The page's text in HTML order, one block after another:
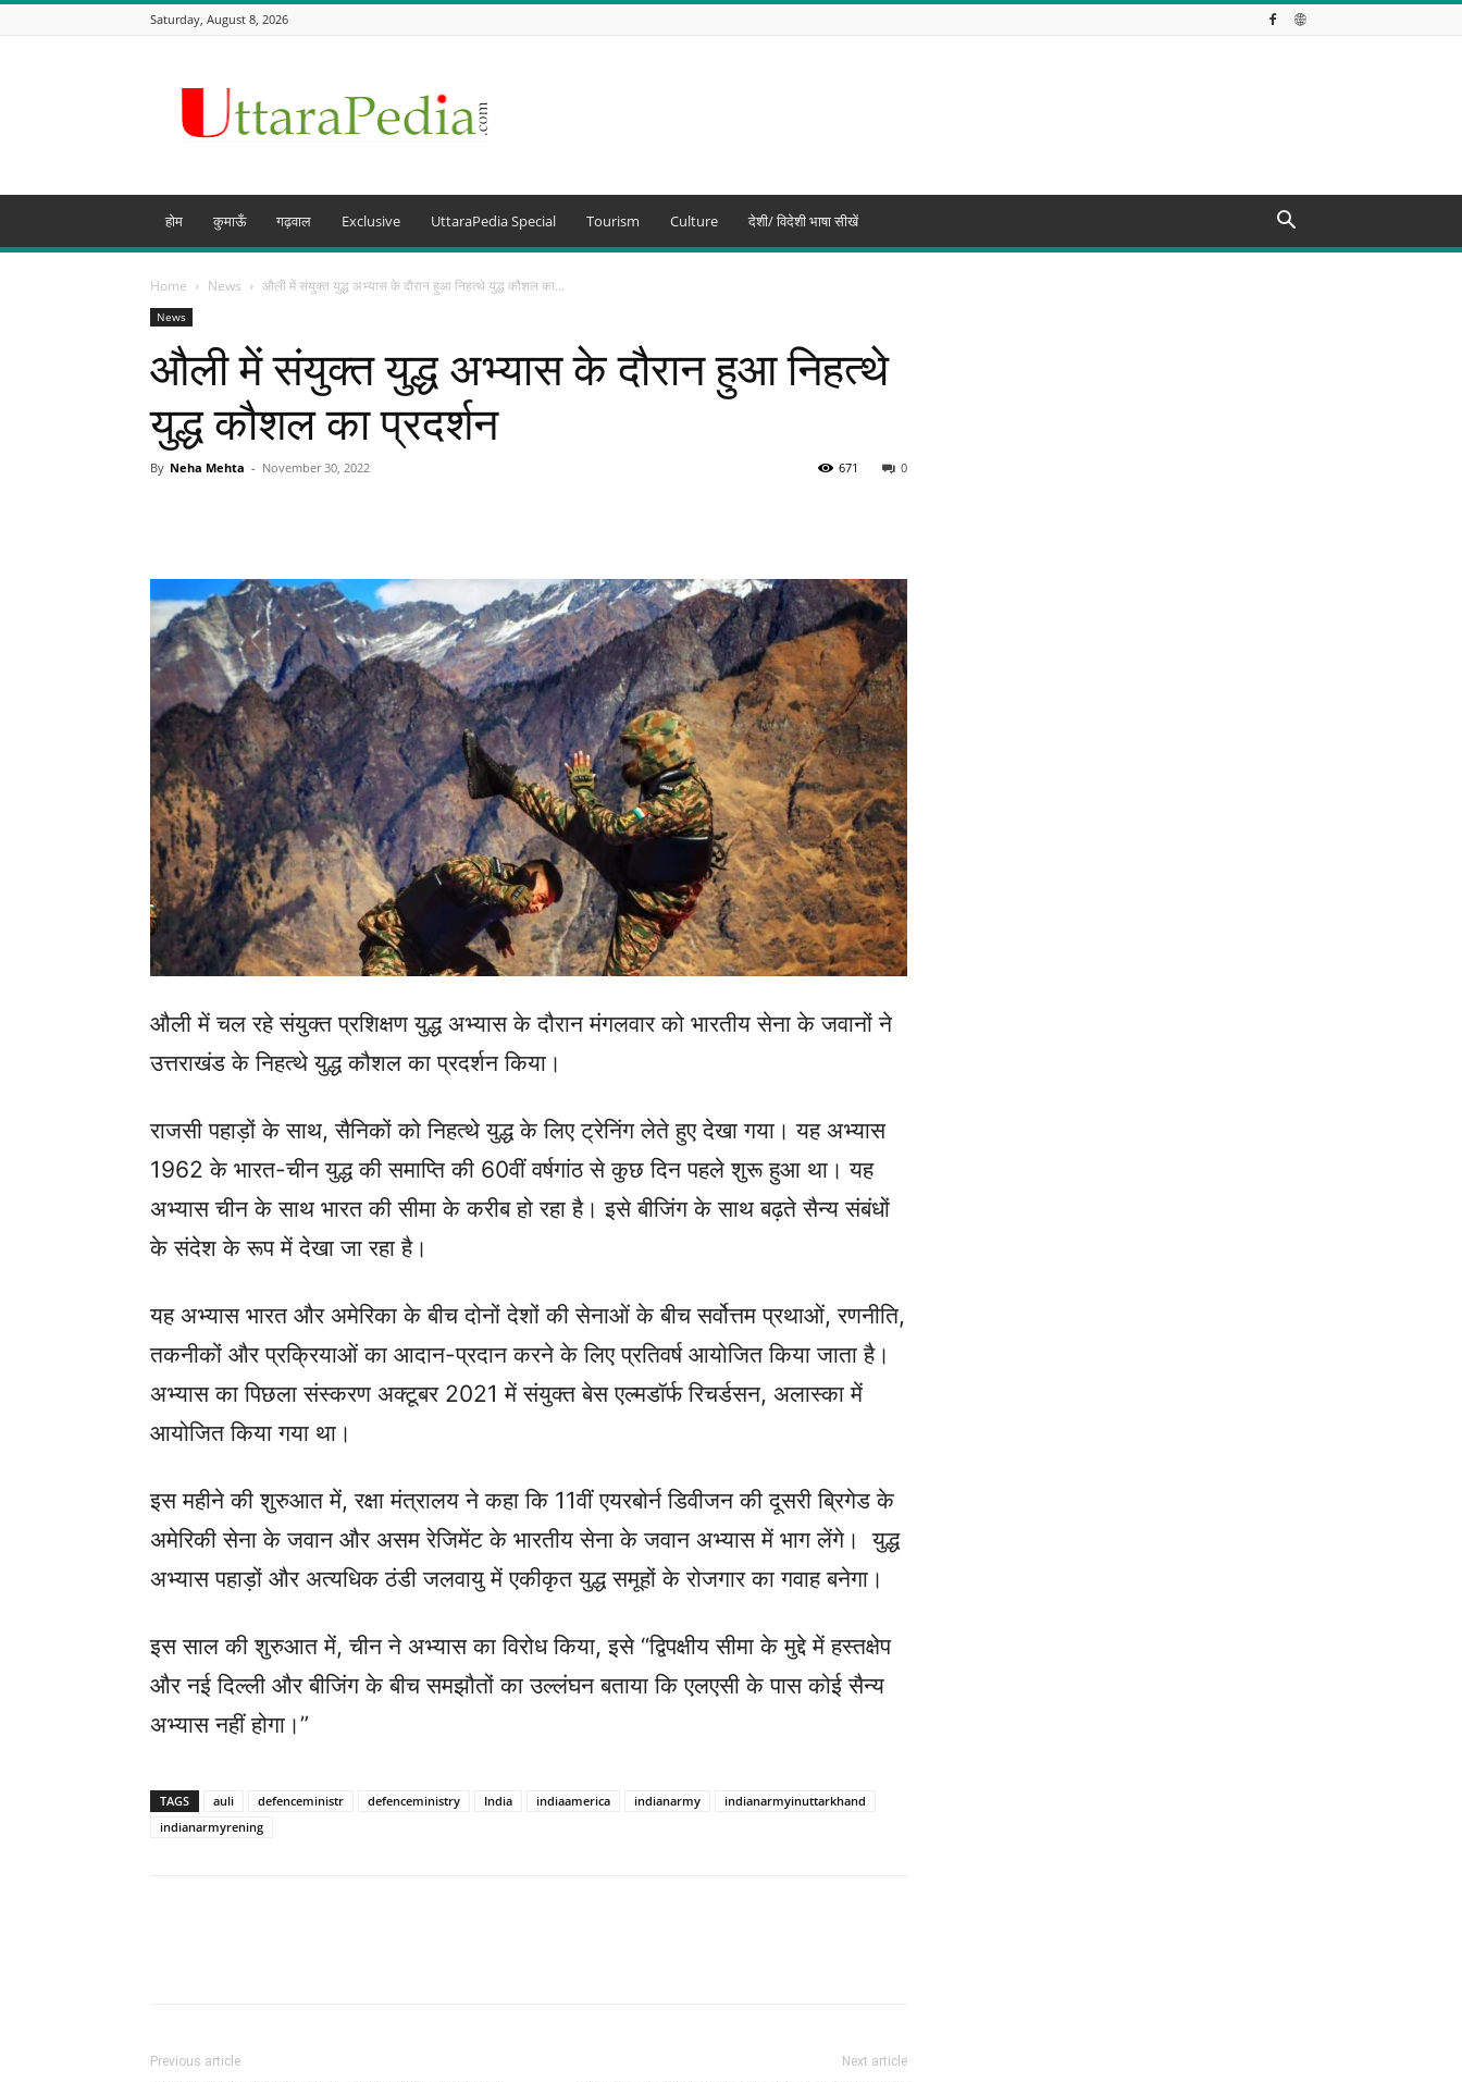
Saturday, August 8, 2026
The
of
Uttarakhand
beyond
होम कुमाऊँ गढ़वाल Exclusive UttaraPedia Special Tourism Culture देशी/ विदेशी भाषा सीखें
Home News औली में संयुक्त युद्ध अभ्यास के दौरान हुआ निहत्थे युद्ध कौशल का...
News
औली में संयुक्त युद्ध अभ्यास के दौरान हुआ निहत्थे
युद्ध कौशल का प्रदर्शन
By Neha Mehta - November 30, 2022 0
671
औली में चल रहे संयुक्त प्रशिक्षण युद्ध अभ्यास के दौरान मंगलवार को भारतीय सेना के जवानों ने
उत्तराखंड के निहत्थे युद्ध कौशल का प्रदर्शन किया।
राजसी पहाड़ों के साथ, सैनिकों को निहत्थे युद्ध के लिए ट्रेनिंग लेते हुए देखा गया। यह अभ्यास
1962 के भारत-चीन युद्ध की समाप्ति की 60वीं वर्षगांठ से कुछ दिन पहले शुरू हुआ था। यह
अभ्यास चीन के साथ भारत की सीमा के करीब हो रहा है। इसे बीजिंग के साथ बढ़ते सैन्य संबंधों
के संदेश के रूप में देखा जा रहा है।
यह अभ्यास भारत और अमेरिका के बीच दोनों देशों की सेनाओं के बीच सर्वोत्तम प्रथाओं, रणनीति,
तकनीकों और प्रक्रियाओं का आदान-प्रदान करने के लिए प्रतिवर्ष आयोजित किया जाता है।
अभ्यास का पिछला संस्करण अक्टूबर 2021 में संयुक्त बेस एल्मडॉर्फ रिचर्डसन, अलास्का में
आयोजित किया गया था।
इस महीने की शुरुआत में, रक्षा मंत्रालय ने कहा कि 11वीं एयरबोर्न डिवीजन की दूसरी ब्रिगेड के
अमेरिकी सेना के जवान और असम रेजिमेंट के भारतीय सेना के जवान अभ्यास में भाग लेंगे। युद्ध
अभ्यास पहाड़ों और अत्यधिक ठंडी जलवायु में एकीकृत युद्ध समूहों के रोजगार का गवाह बनेगा।
इस साल की शुरुआत में, चीन ने अभ्यास का विरोध किया, इसे “द्विपक्षीय सीमा के मुद्दे में हस्तक्षेप
और नई दिल्ली और बीजिंग के बीच समझौतों का उल्लंघन बताया कि एलएसी के पास कोई सैन्य
अभ्यास नहीं होगा।”
TAGS auli defenceministr defenceministry India indiaamerica indianarmy
indianarmyinuttarkhand
indianarmyrening
Previous article Next article